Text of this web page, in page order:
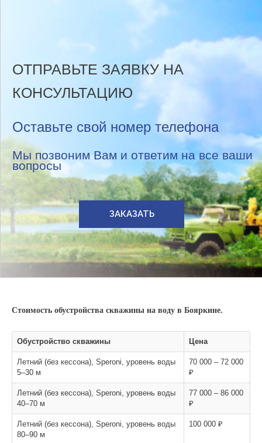
ОТПРАВЬТЕ ЗАЯВКУ НА
КОНСУЛЬТАЦИЮ
Оставьте свой номер телефона
Мы позвоним Вам и ответим на все ваши
вопросы
ЗАКАЗАТЬ
Стоимость обустройства скважины на воду в Бояркине.
Обустройство скважины Цена
Летний (без кессона), Speroni, уровень воды
5–30 м
70 000 – 72 000
₽
Летний (без кессона), Speroni, уровень воды
40–70 м
77 000 – 86 000
₽
Летний (без кессона), Speroni, уровень воды
80–90 м
100 000 ₽